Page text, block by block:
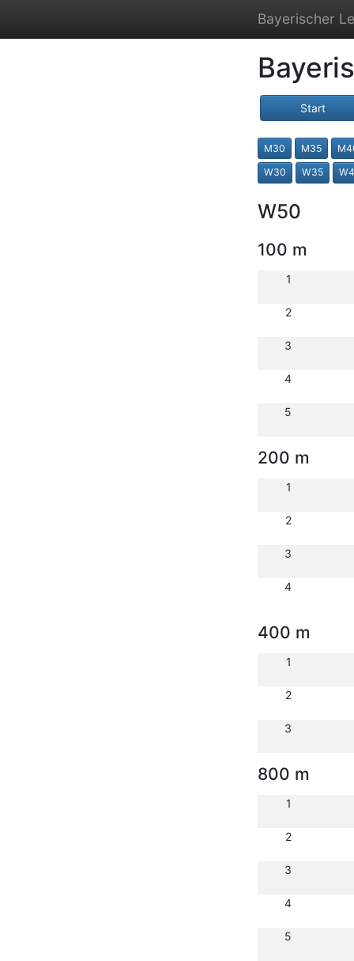
Bayerischer
Start
M30 M35
W30 W35
W50
100 m
1
2
3
4
5
200 m
1
2
3
4
400 m
1
2
3
800 m
1
2
3
4
5